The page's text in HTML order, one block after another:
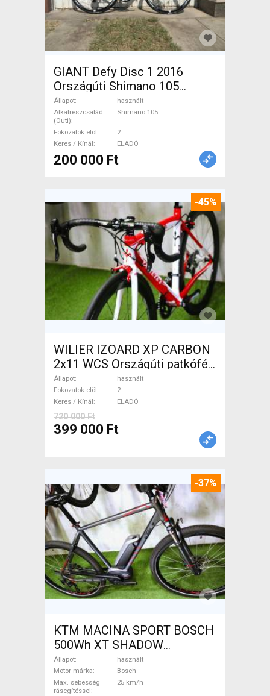
GIANT Defy Disc 1 2016
Országúti Shimano 105
tárcsafék használt ELADÓ
Állapot
használt
Alkatrészcsalád
(Outi)
Shimano 105
Fokozatok elöl
2
Keres / Kínál
ELADÓ
200 000 Ft
-45%
WILIER IZOARD XP CARBON
2x11 WCS Országúti patkófék
használt ELADÓ
Állapot
használt
Fokozatok elöl
2
Keres / Kínál
ELADÓ
720 000 Ft
399 000 Ft
-37%
KTM MACINA SPORT BOSCH
500Wh XT SHADOW
Elektromos Trekking/cross
25 km/h Bosch használt
ELADÓ
Állapot
használt
Motor márka
Bosch
Max. sebesség
rásegítéssel
25 km/h